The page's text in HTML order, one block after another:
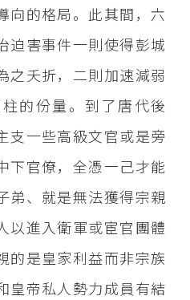
向的格局。此其間，六
迫害事件一則使得彭城
之夭折，二則加速減弱
的份量。到了唐代後
支一些高級文官或是旁
下官僚，全憑一己才能
弟、就是無法獲得宗親
以進入衛軍或宦官團體
的是皇家利益而非宗族
皇帝私人勢力成員有結